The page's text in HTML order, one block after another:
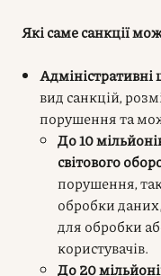
Які саме санкції
вид санкцій,
порушення та
До 10
світового
порушення,
обробки
для обробки
користувачів.
До 20